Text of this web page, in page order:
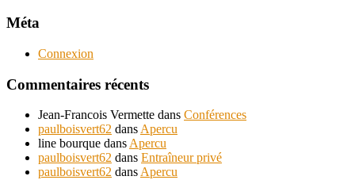
Méta
Connexion
Commentaires récents
Jean-Francois Vermette dans Conférences
paulboisvert62 dans Apercu
line bourque dans Apercu
paulboisvert62 dans Entraîneur privé
paulboisvert62 dans Apercu